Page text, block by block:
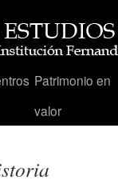
Patrimonio en
valor